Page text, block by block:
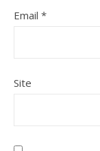
Email *
Site